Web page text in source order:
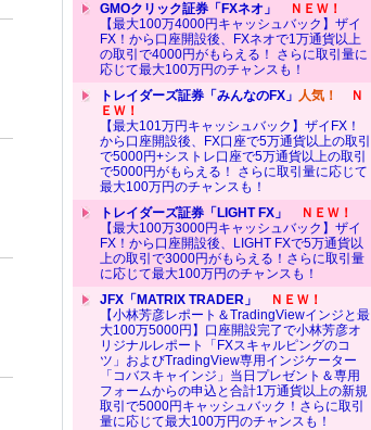
GMOクリック証券「FXネオ」
ＮＥＷ！
【最大100万4000円キャッシュバック】ザイ
FX！から口座開設後、FXネオで1万通貨以上
の取引で4000円がもらえる！ さらに取引量に
応じて最大100万円のチャンスも！
トレイダーズ証券「みんなのFX」 人気！
Ｎ
ＥＷ！
【最大101万円キャッシュバック】ザイFX！
から口座開設後、FX口座で5万通貨以上の取引
で5000円+シストレ口座で5万通貨以上の取引
で5000円がもらえる！ さらに取引量に応じて
最大100万円のチャンスも！
トレイダーズ証券「LIGHT FX」
ＮＥＷ！
【最大100万3000円キャッシュバック】ザイ
FX！から口座開設後、LIGHT FXで5万通貨以
上の取引で3000円がもらえる！さらに取引量
に応じて最大100万円のチャンスも！
JFX「MATRIX TRADER」
ＮＥＷ！
【小林芳彦レポート＆TradingViewインジと最
大100万5000円】口座開設完了で小林芳彦オ
リジナルレポート「FXスキャルピングのコ
ツ」およびTradingView専用インジケーター
「コバスキャインジ」当日プレゼント＆専用
フォームからの申込と合計1万通貨以上の新規
取引で5000円キャッシュバック！さらに取引
量に応じて最大100万円のチャンスも！